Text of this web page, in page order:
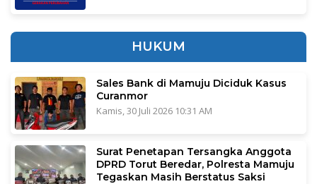
HUKUM
Sales Bank di Mamuju Diciduk Kasus
Curanmor
Kamis, 30 Juli 2026 10:31 AM
Surat Penetapan Tersangka Anggota
DPRD Torut Beredar, Polresta Mamuju
Tegaskan Masih Berstatus Saksi